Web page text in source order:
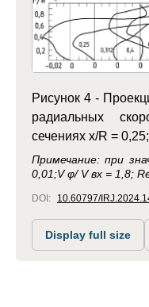
Рисунок 4 -
радиальных
сечениях х/R =
Примечание: при
0,01;V φ/ V вх = 1,8;
DOI: 10.60797/
Display full size